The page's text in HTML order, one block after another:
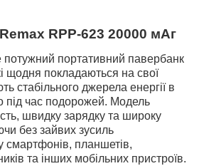
RPP-623 20000 мАг
потужний портативний павербанк
щодня покладаються на свої
стабільного джерела енергії в
під час подорожей. Модель
швидку зарядку та широку
без зайвих зусиль
смартфонів, планшетів,
та інших мобільних пристроїв.